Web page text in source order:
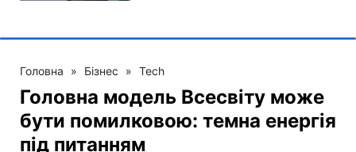
Головна » Бізнес » Tech
Головна модель Всесвіту може
бути помилковою: темна енергія
під питанням